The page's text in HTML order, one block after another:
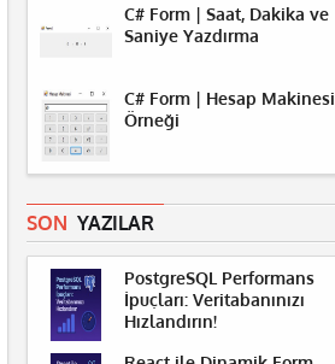
C# Form | Saat, Dakika ve
Saniye Yazdırma
C# Form | Hesap Makinesi
Örneği
SON YAZILAR
PostgreSQL Performans
İpuçları: Veritabanınızı
Hızlandırın!